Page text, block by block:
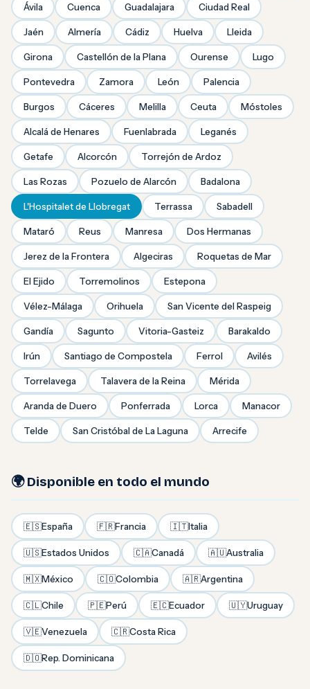
Ávila Cuenca Guadalajara Ciudad Real
Jaén Almería Cádiz Huelva Lleida
Girona Castellón de la Plana Ourense Lugo
Pontevedra Zamora León Palencia
Burgos Cáceres Melilla Ceuta Móstoles
Alcalá de Henares Fuenlabrada Leganés
Getafe Alcorcón Torrejón de Ardoz
Las Rozas Pozuelo de Alarcón Badalona
L'Hospitalet de Llobregat Terrassa Sabadell
Mataró Reus Manresa Dos Hermanas
Jerez de la Frontera Algeciras Roquetas de Mar
El Ejido Torremolinos Estepona
Vélez-Málaga Orihuela San Vicente del Raspeig
Gandía Sagunto Vitoria-Gasteiz Barakaldo
Irún Santiago de Compostela Ferrol Avilés
Torrelavega Talavera de la Reina Mérida
Aranda de Duero Ponferrada Lorca Manacor
Telde San Cristóbal de La Laguna Arrecife
🌍 Disponible en todo el mundo
🇪🇸España 🇫🇷Francia 🇮🇹Italia
🇺🇸Estados Unidos 🇨🇦Canadá 🇦🇺Australia
🇲🇽México 🇨🇴Colombia 🇦🇷Argentina
🇨🇱Chile 🇵🇪Perú 🇪🇨Ecuador 🇺🇾Uruguay
🇻🇪Venezuela 🇨🇷Costa Rica
🇩🇴Rep. Dominicana